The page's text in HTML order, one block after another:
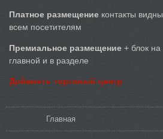
Платное размещение контакты видны
всем посетителям
Премиальное размещение + блок на
главной и в разделе
Добавить торговый центр
Главная